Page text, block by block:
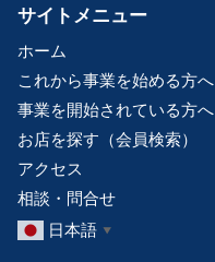
サイトメニュー
ホーム
これから事業を始める方へ
事業を開始されている方へ
お店を探す（会員検索）
アクセス
相談・問合せ
日本語 ▼